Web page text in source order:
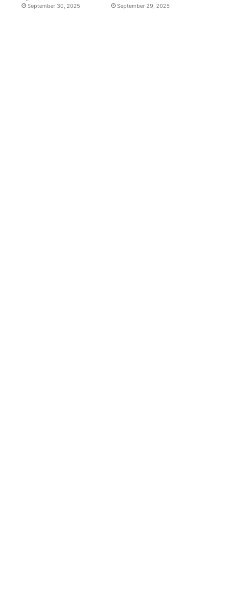
September 30, 2025 September 29, 2025